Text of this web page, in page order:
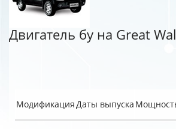
Двигатель бу на Great
МодификацияДаты выпуска